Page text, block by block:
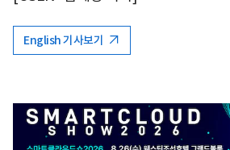
English 기사보기